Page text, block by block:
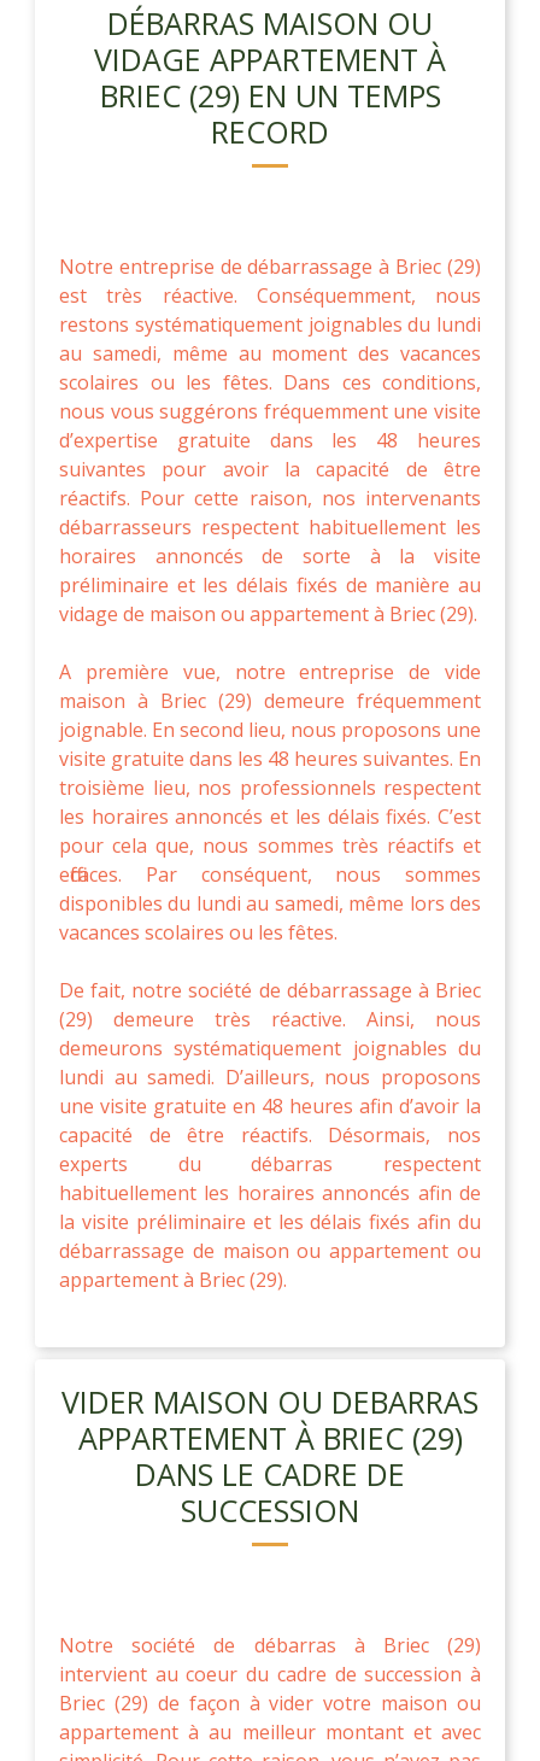
DÉBARRAS MAISON OU
VIDAGE APPARTEMENT À
BRIEC (29) EN UN TEMPS
RECORD
Notre entreprise de débarrassage à Briec (29)
est très réactive. Conséquemment, nous
restons systématiquement joignables du lundi
au samedi, même au moment des vacances
scolaires ou les fêtes. Dans ces conditions,
nous vous suggérons fréquemment une visite
d’expertise gratuite dans les 48 heures
suivantes pour avoir la capacité de être
réactifs. Pour cette raison, nos intervenants
débarrasseurs respectent habituellement les
horaires annoncés de sorte à la visite
préliminaire et les délais fixés de manière au
vidage de maison ou appartement à Briec (29).
A première vue, notre entreprise de vide
maison à Briec (29) demeure fréquemment
joignable. En second lieu, nous proposons une
visite gratuite dans les 48 heures suivantes. En
troisième lieu, nos professionnels respectent
les horaires annoncés et les délais fixés. C’est
pour cela que, nous sommes très réactifs et
efficaces. Par conséquent, nous sommes
disponibles du lundi au samedi, même lors des
vacances scolaires ou les fêtes.
De fait, notre société de débarrassage à Briec
(29) demeure très réactive. Ainsi, nous
demeurons systématiquement joignables du
lundi au samedi. D’ailleurs, nous proposons
une visite gratuite en 48 heures afin d’avoir la
capacité de être réactifs. Désormais, nos
experts du débarras respectent
habituellement les horaires annoncés afin de
la visite préliminaire et les délais fixés afin du
débarrassage de maison ou appartement ou
appartement à Briec (29).
VIDER MAISON OU DEBARRAS
APPARTEMENT À BRIEC (29)
DANS LE CADRE DE
SUCCESSION
Notre société de débarras à Briec (29)
intervient au coeur du cadre de succession à
Briec (29) de façon à vider votre maison ou
appartement à au meilleur montant et avec